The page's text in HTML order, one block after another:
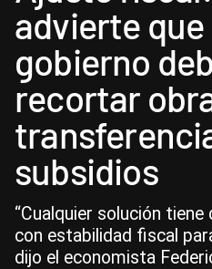
advierte
gobierno
recortar
subsidios
“Cualquier solución
con estabilidad fiscal
dijo el economista